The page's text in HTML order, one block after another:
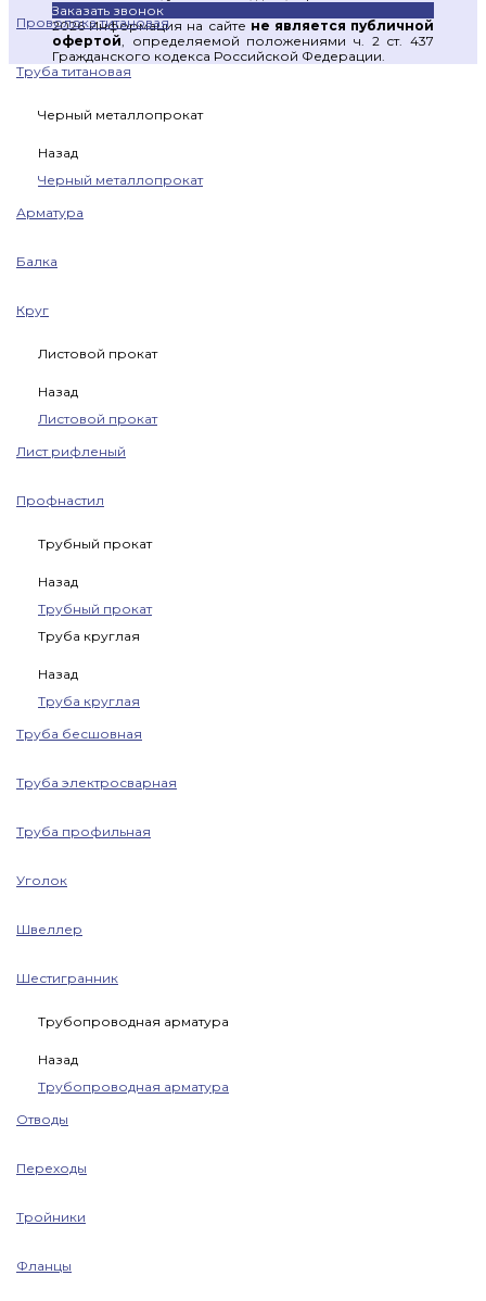
Проволока титановая
Труба титановая
Черный металлопрокат
Назад
Черный металлопрокат
Арматура
Балка
Круг
Листовой прокат
Назад
Листовой прокат
Лист рифленый
Профнастил
Трубный прокат
Назад
Трубный прокат
Труба круглая
Назад
Труба круглая
Труба бесшовная
Труба электросварная
Труба профильная
Уголок
Швеллер
Шестигранник
Трубопроводная арматура
Назад
Трубопроводная арматура
Отводы
Переходы
Тройники
Фланцы
Заказать звонок
2026 Информация на сайте не является публичной
офертой , определяемой положениями ч. 2 ст. 437
Гражданского кодекса Российской Федерации.